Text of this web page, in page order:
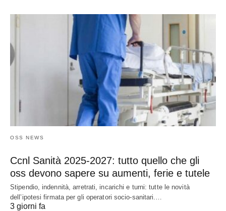
OSS NEWS
Ccnl Sanità 2025-2027: tutto quello che gli
oss devono sapere su aumenti, ferie e tutele
Stipendio, indennità, arretrati, incarichi e turni: tutte le novità
dell’ipotesi firmata per gli operatori socio-sanitari.…
3 giorni fa